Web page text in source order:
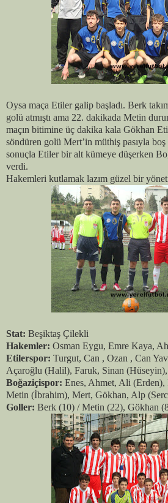
Oysa maça Etiler galip başladı. Berk
golü atmıştı ama 22. dakikada Metin
maçın bitimine üç dakika kala Gökhan
söndüren golü Mert’in müthiş pasıyla
sonuçla Etiler bir alt kümeye düşerken
verdi.
Hakemleri kutlamak lazım güzel bir
Stat: Beşiktaş Çilekli
Hakemler: Osman Eygu, Emre Kaya,
Etilerspor: Turgut, Can , Ozan , Can
Açaroğlu (Halil), Faruk, Sinan
Boğaziçispor: Enes, Ahmet, Ali (Erden),
Metin (İbrahim), Mert, Gökhan, Alp
Goller: Berk (10) / Metin (22), Gökhan